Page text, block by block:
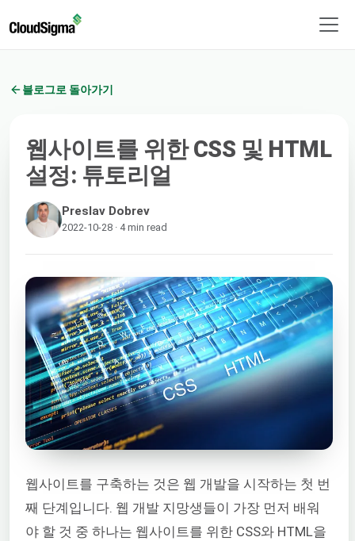
블로그로 돌아가기
웹사이트를 위한 CSS 및 HTML
설정: 튜토리얼
Preslav Dobrev
2022-10-28 · 4 min read
웹사이트를 구축하는 것은 웹 개발을 시작하는 첫 번
째 단계입니다. 웹 개발 지망생들이 가장 먼저 배워
야 할 것 중 하나는 웹사이트를 위한 CSS와 HTML을